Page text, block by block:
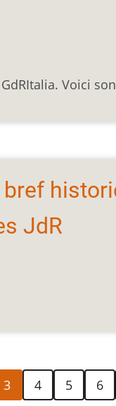
Voici
JdR
Page
3 Page
4 Page
5 Page
6